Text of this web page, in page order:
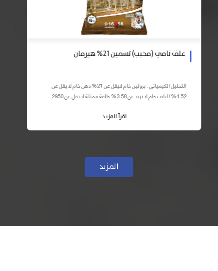
علف نامي (محبب) تسمين 21% هيرمان
التحليل الكيميائي : بروتين خام لايقل عن 21% دهن خام لا يقل عن
4.52% الياف خام لا تزيد عن 3.58% طاقة ممثلة لا تقل عن 2950
اقرأ المزيد
المزيد